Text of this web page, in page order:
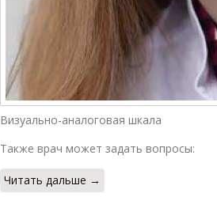
Визуально-аналоговая шкала
Также врач может задать вопросы:
Читать дальше →